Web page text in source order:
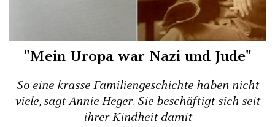
"Mein Uropa war Nazi und Jude"
So eine krasse Familiengeschichte haben nicht
viele, sagt Annie Heger. Sie beschäftigt sich seit
ihrer Kindheit damit